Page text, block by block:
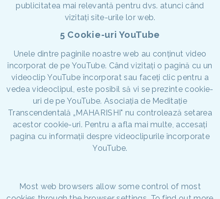
publicitatea mai relevantă pentru dvs. atunci când
vizitați site-urile lor web.
5 Cookie-uri YouTube
Unele dintre paginile noastre web au conținut video
încorporat de pe YouTube. Când vizitați o pagină cu un
videoclip YouTube încorporat sau faceți clic pentru a
vedea videoclipul, este posibil să vi se prezinte cookie-
uri de pe YouTube. Asociația de Meditație
Transcendentală „MAHARISHI" nu controlează setarea
acestor cookie-uri. Pentru a afla mai multe, accesați
pagina cu informații despre videoclipurile încorporate
YouTube.
Most web browsers allow some control of most